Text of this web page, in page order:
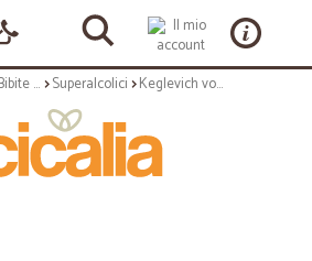
Acqua, Bibite e Alcolici Superalcolici Keglevich vodka limone cl.70